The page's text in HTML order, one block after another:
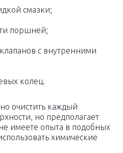
смазки;
поршней;
с внутренними
колец.
очистить каждый
но предполагает
имеете опыта в подобных
химические